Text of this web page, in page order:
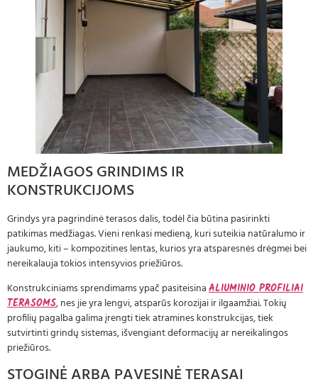
MEDŽIAGOS GRINDIMS IR
KONSTRUKCIJOMS
Grindys yra pagrindinė terasos dalis, todėl čia būtina pasirinkti
patikimas medžiagas. Vieni renkasi medieną, kuri suteikia natūralumo ir
jaukumo, kiti – kompozitines lentas, kurios yra atsparesnės drėgmei bei
nereikalauja tokios intensyvios priežiūros.
Konstrukciniams sprendimams ypač pasiteisinaALIUMINIO PROFILIAI
TERASOMS, nes jie yra lengvi, atsparūs korozijai ir ilgaamžiai. Tokių
profilių pagalba galima įrengti tiek atramines konstrukcijas, tiek
sutvirtinti grindų sistemas, išvengiant deformacijų ar nereikalingos
priežiūros.
STOGINĖ ARBA PAVESINĖ TERASAI